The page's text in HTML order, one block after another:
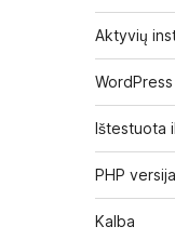
Aktyvių
Ištestuota
PHP versija
Kalba